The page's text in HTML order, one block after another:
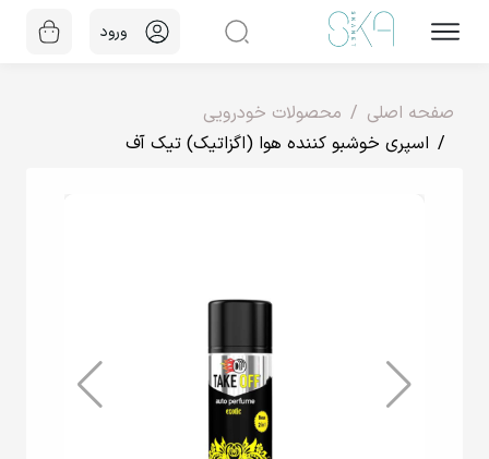
ورود
صفحه اصلی
محصولات خودرویی
اسپری خوشبو کننده هوا (اگزاتیک) تیک آف